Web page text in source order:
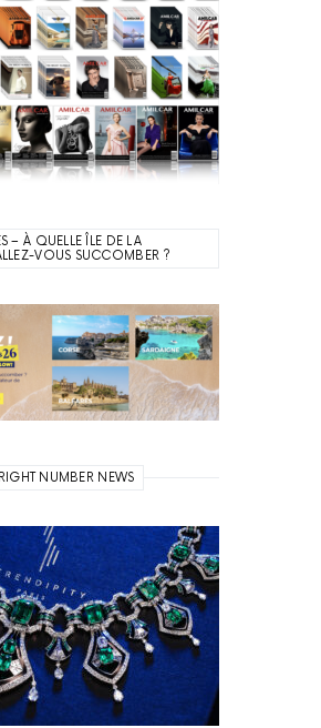
– À QUELLE ÎLE DE LA
VOUS SUCCOMBER ?
RIGHT NUMBER NEWS